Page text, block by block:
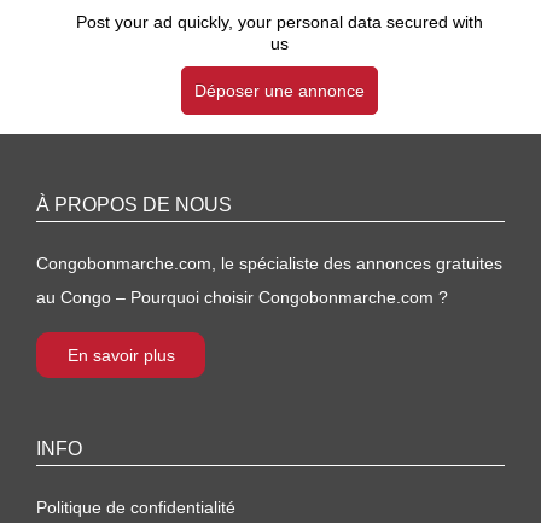
Post your ad quickly, your personal data secured with
us
Déposer une annonce
À PROPOS DE NOUS
Congobonmarche.com, le spécialiste des annonces gratuites
au Congo – Pourquoi choisir Congobonmarche.com ?
En savoir plus
INFO
Politique de confidentialité